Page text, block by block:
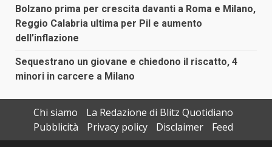
Bolzano prima per crescita davanti a Roma e Milano,
Reggio Calabria ultima per Pil e aumento
dell’inflazione
Sequestrano un giovane e chiedono il riscatto, 4
minori in carcere a Milano
Chi siamo
La Redazione di Blitz Quotidiano
Pubblicità
Privacy policy Disclaimer
Feed